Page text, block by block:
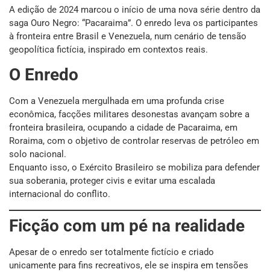
A edição de 2024 marcou o início de uma nova série dentro da
saga Ouro Negro: “Pacaraima”. O enredo leva os participantes
à fronteira entre Brasil e Venezuela, num cenário de tensão
geopolítica fictícia, inspirado em contextos reais.
O Enredo
Com a Venezuela mergulhada em uma profunda crise
econômica, facções militares desonestas avançam sobre a
fronteira brasileira, ocupando a cidade de Pacaraima, em
Roraima, com o objetivo de controlar reservas de petróleo em
solo nacional.
Enquanto isso, o Exército Brasileiro se mobiliza para defender
sua soberania, proteger civis e evitar uma escalada
internacional do conflito.
Ficção com um pé na realidade
Apesar de o enredo ser totalmente fictício e criado
unicamente para fins recreativos, ele se inspira em tensões